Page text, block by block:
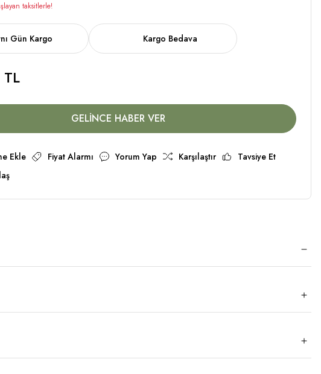
taksitlerle!
Gün Kargo Kargo Bedava
GELİNCE HABER VER
Fiyat Alarmı Yorum Yap Karşılaştır
Tavsiye Et